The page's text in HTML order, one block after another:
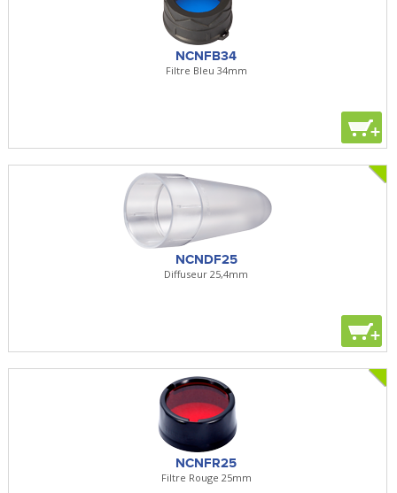
NCNFB34
Filtre Bleu 34mm
+
NCNDF25
Diffuseur 25,4mm
+
NCNFR25
Filtre Rouge 25mm